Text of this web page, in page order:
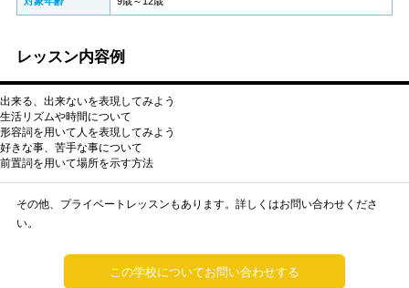
レッスン内容例
出来る、出来ないを表現してみよう
生活リズムや時間について
形容詞を用いて人を表現してみよう
好きな事、苦手な事について
前置詞を用いて場所を示す方法
その他、プライベートレッスンもあります。詳しくはお問い合わせくださ
い。
この学校についてお問い合わせする